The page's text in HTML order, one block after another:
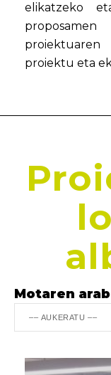
elikatzeko
proiektu eta
Motaren